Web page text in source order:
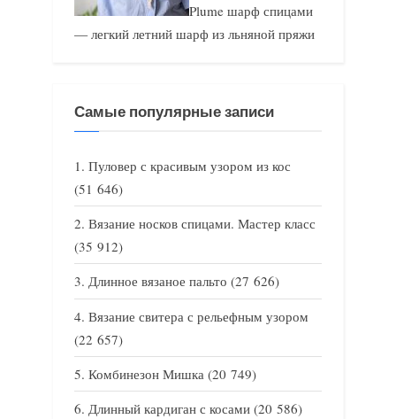
Plume шарф спицами
— легкий летний шарф из льняной пряжи
Самые популярные записи
Пуловер с красивым узором из кос
(51 646)
Вязание носков спицами. Мастер класс
(35 912)
Длинное вязаное пальто (27 626)
Вязание свитера с рельефным узором
(22 657)
Комбинезон Мишка (20 749)
Длинный кардиган с косами (20 586)